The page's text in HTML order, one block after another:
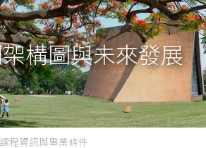
構圖與未來發展
課程資訊與畢業條件